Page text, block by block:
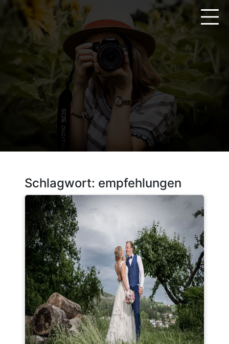
springen
Schlagwort: empfehlungen